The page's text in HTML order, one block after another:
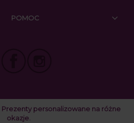
POMOC
Prezenty personalizowane na różne
okazje.